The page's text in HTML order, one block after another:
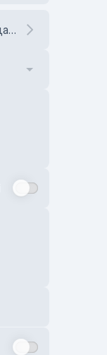
Маркасы мен моделін таңдаңыз